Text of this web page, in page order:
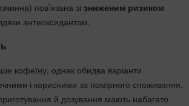
пов’язана зі зниженим ризиком
антиоксидантам.
кофеїну, однак обидва варіанти
і корисними за помірного споживання.
й дозування мають набагато